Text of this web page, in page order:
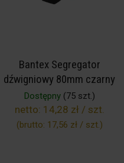
Bantex Segregator
dźwigniowy 80mm czarny
Dostępny(75 szt.)
netto: 14,28 zł / szt.
(brutto: 17,56 zł / szt.)